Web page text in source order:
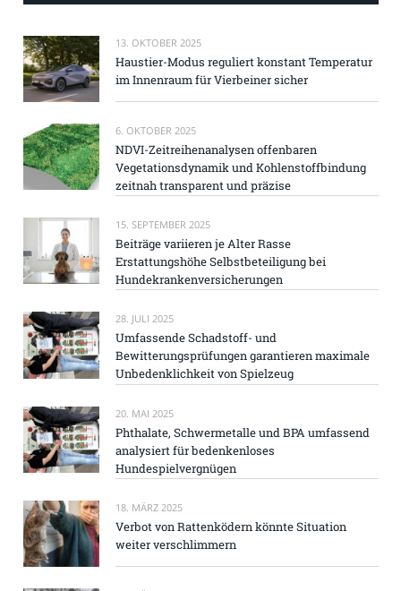
13. OKTOBER 2025
Haustier-Modus reguliert konstant Temperatur
im Innenraum für Vierbeiner sicher
6. OKTOBER 2025
NDVI-Zeitreihenanalysen offenbaren
Vegetationsdynamik und Kohlenstoffbindung
zeitnah transparent und präzise
15. SEPTEMBER 2025
Beiträge variieren je Alter Rasse
Erstattungshöhe Selbstbeteiligung bei
Hundekrankenversicherungen
28. JULI 2025
Umfassende Schadstoff- und
Bewitterungsprüfungen garantieren maximale
Unbedenklichkeit von Spielzeug
20. MAI 2025
Phthalate, Schwermetalle und BPA umfassend
analysiert für bedenkenloses
Hundespielvergnügen
18. MÄRZ 2025
Verbot von Rattenködern könnte Situation
weiter verschlimmern